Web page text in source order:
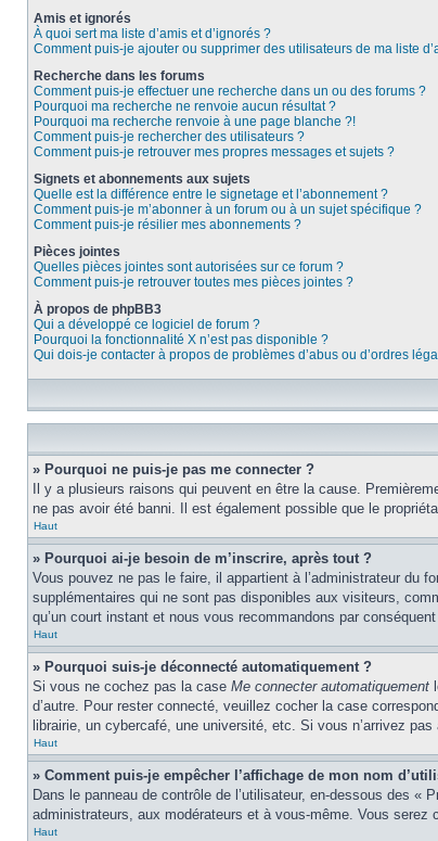
Amis et ignorés
À quoi sert ma liste d’amis et d’ignorés ?
Comment puis-je ajouter ou supprimer des utilisateurs de ma liste
Recherche dans les forums
Comment puis-je effectuer une recherche dans un ou des forums ?
Pourquoi ma recherche ne renvoie aucun résultat ?
Pourquoi ma recherche renvoie à une page blanche ?!
Comment puis-je rechercher des utilisateurs ?
Comment puis-je retrouver mes propres messages et sujets ?
Signets et abonnements aux sujets
Quelle est la différence entre le signetage et l’abonnement ?
Comment puis-je m’abonner à un forum ou à un sujet spécifique ?
Comment puis-je résilier mes abonnements ?
Pièces jointes
Quelles pièces jointes sont autorisées sur ce forum ?
Comment puis-je retrouver toutes mes pièces jointes ?
À propos de phpBB3
Qui a développé ce logiciel de forum ?
Pourquoi la fonctionnalité X n’est pas disponible ?
Qui dois-je contacter à propos de problèmes d’abus ou d’ordres
» Pourquoi ne puis-je pas me connecter ?
Il y a plusieurs raisons qui peuvent en être la cause.
ne pas avoir été banni. Il est également possible que le
Haut
» Pourquoi ai-je besoin de m’inscrire, après tout ?
Vous pouvez ne pas le faire, il appartient à l’administrateur du
supplémentaires qui ne sont pas disponibles aux visiteurs,
qu’un court instant et nous vous recommandons par
Haut
» Pourquoi suis-je déconnecté automatiquement ?
Si vous ne cochez pas la case Me connecter automatiquement
d’autre. Pour rester connecté, veuillez cocher la case
librairie, un cybercafé, une université, etc. Si vous n’arrivez
Haut
» Comment puis-je empêcher l’affichage de mon nom
Dans le panneau de contrôle de l’utilisateur, en-dessous des «
administrateurs, aux modérateurs et à vous-même. Vous
Haut